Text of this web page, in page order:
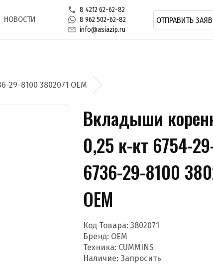
НОВОСТИ
8 4212 62-62-82
8 962 502-62-82
info@asiazip.ru
ОТПРАВИТЬ
29-8100 3802071 OEM
Вкладыши
0,25 к-кт 6754-
6736-29-8100
OEM
Код Товара: 3802071
Бренд: OEM
Техника: CUMMINS
Наличие: Запросить